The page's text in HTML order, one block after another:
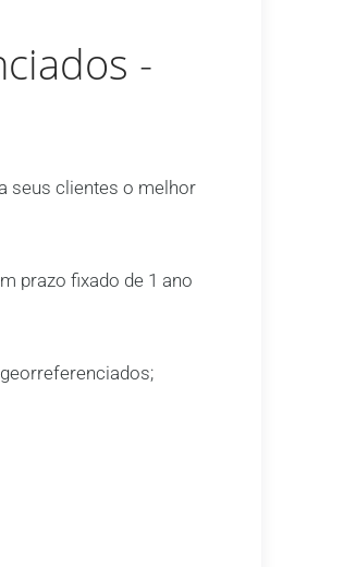
-
seus clientes o melhor
prazo fixado de 1 ano